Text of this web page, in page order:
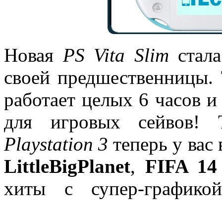
Новая PS Vita Slim
своей
работает целых 6 часов
для игровых сейвов!
Playstation 3 теперь у
LittleBigPlanet, FIFA 14
хиты с супер-